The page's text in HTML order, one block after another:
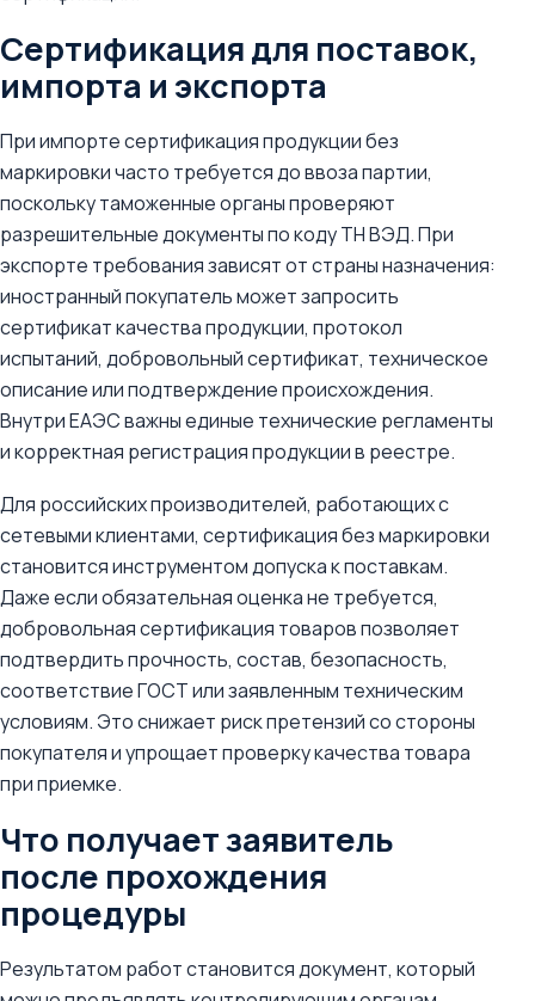
Сертификация для поставок,
импорта и экспорта
При импорте сертификация продукции без
маркировки часто требуется до ввоза партии,
поскольку таможенные органы проверяют
разрешительные документы по коду ТН ВЭД. При
экспорте требования зависят от страны назначения:
иностранный покупатель может запросить
сертификат качества продукции, протокол
испытаний, добровольный сертификат, техническое
описание или подтверждение происхождения.
Внутри ЕАЭС важны единые технические регламенты
и корректная регистрация продукции в реестре.
Для российских производителей, работающих с
сетевыми клиентами, сертификация без маркировки
становится инструментом допуска к поставкам.
Даже если обязательная оценка не требуется,
добровольная сертификация товаров позволяет
подтвердить прочность, состав, безопасность,
соответствие ГОСТ или заявленным техническим
условиям. Это снижает риск претензий со стороны
покупателя и упрощает проверку качества товара
при приемке.
Что получает заявитель
после прохождения
процедуры
Результатом работ становится документ, который